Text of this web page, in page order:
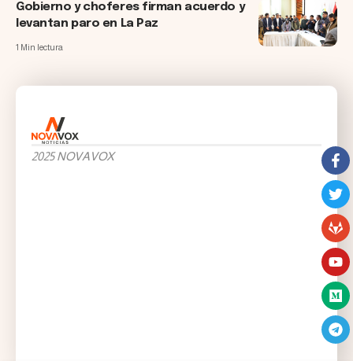
Gobierno y choferes firman acuerdo y
levantan paro en La Paz
1 Min lectura
2025 NOVAVOX